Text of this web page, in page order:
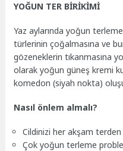
YOĞUN TER BİRİKİMİ
Yaz aylarında yoğun
türlerinin çoğalmasına ve
gözeneklerin tıkanmasına
olarak yoğun güneş kremi
komedon (siyah nokta)
Nasıl önlem almalı?
Cildinizi her akşam terden
Çok yoğun terleme